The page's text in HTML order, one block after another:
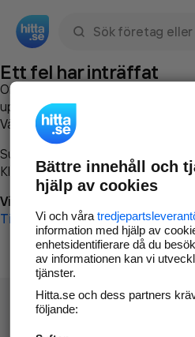
Ett fel har inträffat
Om du vill kan du
uppstod så att vi lättare och
Vänligen försök med följande:
Surfa till
Klicka påTillbaka-knappen i
Vi beklagar besväret!
Till startsidan
Bättre innehåll och
hjälp av cookies
Vi och våra
information med hjälp av
enhetsidentifierare då du
av informationen kan vi
tjänster.
Hitta.se och dess partners
följande: